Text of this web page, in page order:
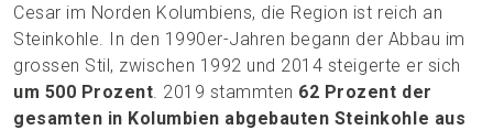
Cesar im Norden Kolumbiens, die Region ist reich an
Steinkohle. In den 1990er-Jahren begann der Abbau im
grossen Stil, zwischen 1992 und 2014 steigerte er sich
um 500 Prozent . 2019 stammten 62 Prozent der
gesamten in Kolumbien abgebauten Steinkohle aus